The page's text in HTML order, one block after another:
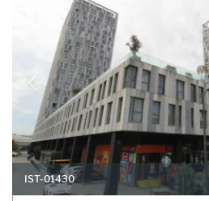
IST-01430